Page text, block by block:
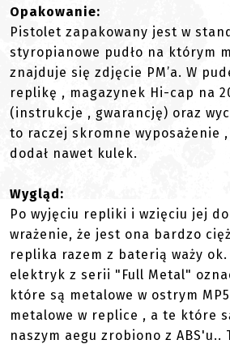
Opakowanie:
Pistolet zapakowany jest w
styropianowe pudło na którym
znajduje się zdjęcie PM’a. W
replikę , magazynek Hi-cap na
(instrukcje , gwarancję) oraz
to raczej skromne wyposażenie
dodał nawet kulek.
Wygląd:
Po wyjęciu repliki i wzięciu jej
wrażenie, że jest ona bardzo
replika razem z baterią waży ok.
elektryk z serii "Full Metal"
które są metalowe w ostrym
metalowe w replice , a te które
naszym aegu zrobiono z ABS'u..